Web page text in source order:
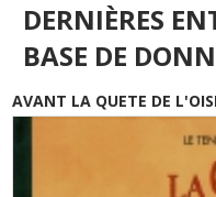
DERNIÈRES
BASE DE
AVANT LA QUETE DE